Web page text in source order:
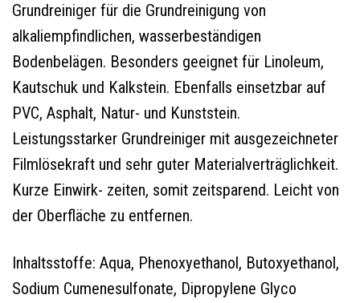
Grundreiniger für die Grundreinigung von
alkaliempfindlichen, wasserbeständigen
Bodenbelägen. Besonders geeignet für Linoleum,
Kautschuk und Kalkstein. Ebenfalls einsetzbar auf
PVC, Asphalt, Natur- und Kunststein.
Leistungsstarker Grundreiniger mit ausgezeichneter
Filmlösekraft und sehr guter Materialverträglichkeit.
Kurze Einwirk- zeiten, somit zeitsparend. Leicht von
der Oberfläche zu entfernen.
Inhaltsstoffe: Aqua, Phenoxyethanol, Butoxyethanol,
Sodium Cumenesulfonate, Dipropylene Glyco